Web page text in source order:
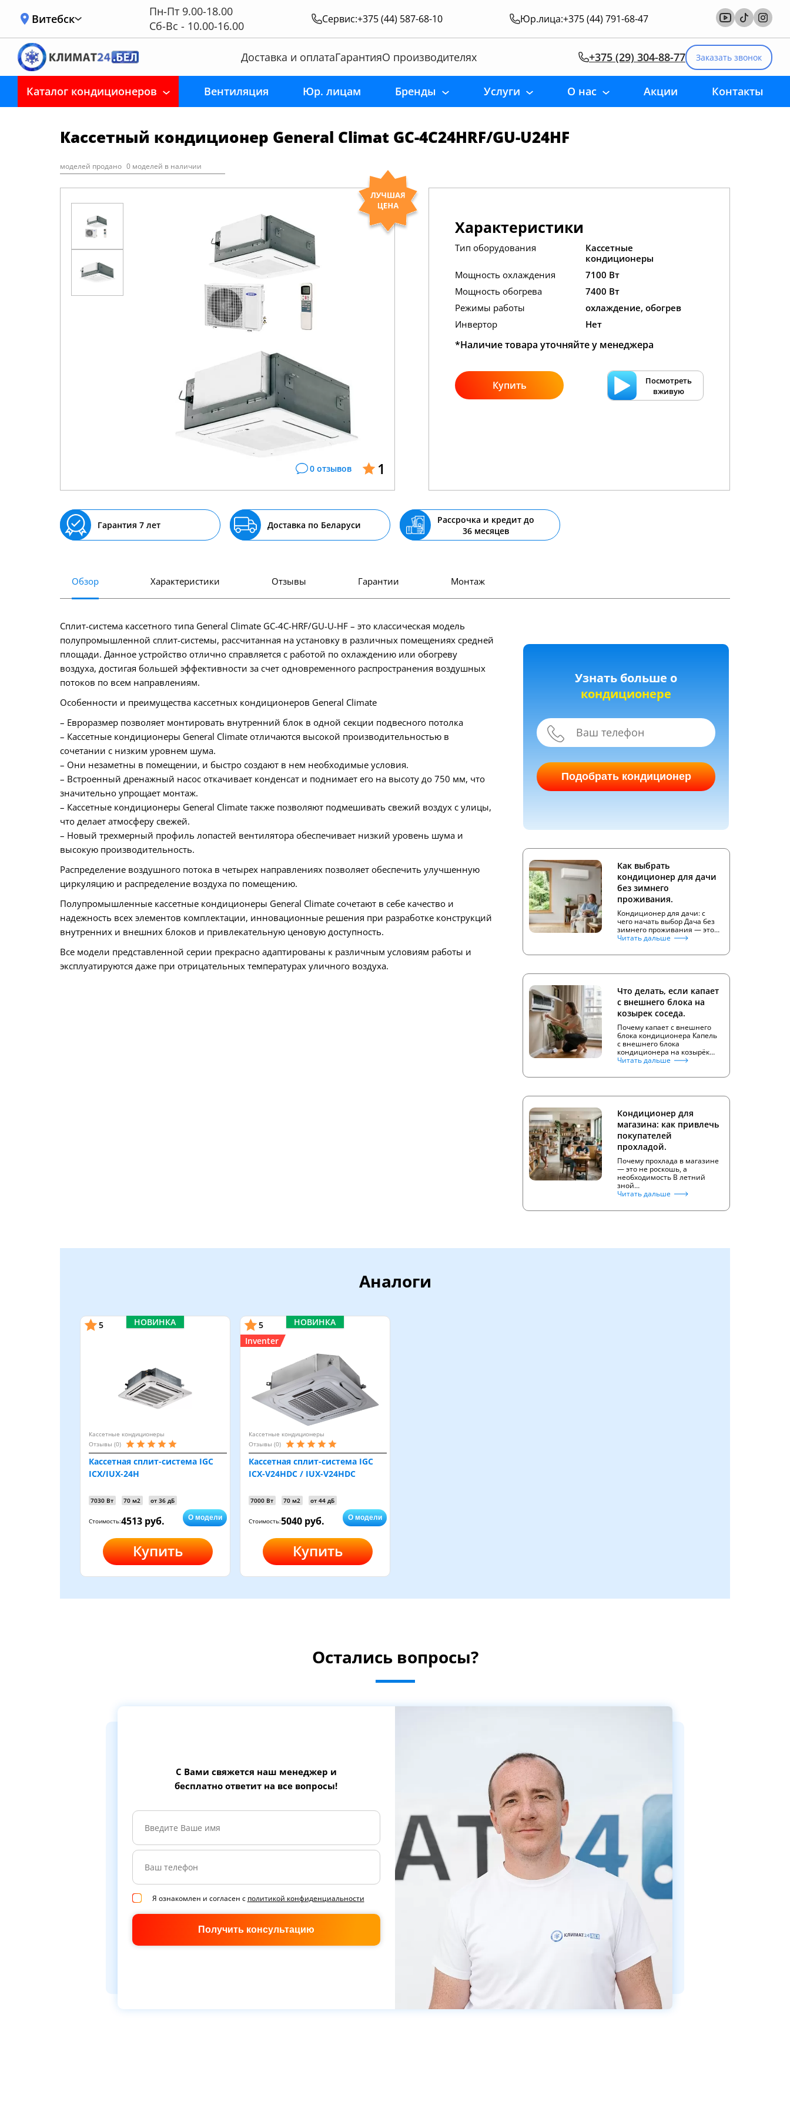
Витебск
Пн-Пт 9.00-18.00
Сб-Вс - 10.00-16.00
Сервис:+375 (44) 587-68-10 Юр.лица:+375 (44) 791-68-47
Доставка и оплатаГарантияО производителях +375 (29) 304-88-77 Заказать звонок
Каталог кондиционеров Вентиляция Юр. лицам Бренды Услуги О нас Акции Контакты
Кассетный кондиционер General Climat GC-4C24HRF/GU-U24HF
моделей продано 0 моделей в наличии
0 отзывов 1
Характеристики
Тип оборудования
Кассетные
кондиционеры
Мощность охлаждения
7100 Вт
Мощность обогрева
7400 Вт
Режимы работы
охлаждение, обогрев
Инвертор
Нет
*Наличие товара уточняйте у менеджера
Купить
Посмотреть
вживую
Гарантия 7 лет Доставка по Беларуси
Рассрочка и кредит до
36 месяцев
Обзор Характеристики Отзывы Гарантии Монтаж
Сплит-система кассетного типа General Climate GC-4C-HRF/GU-U-HF – это классическая модель
полупромышленной сплит-системы, рассчитанная на установку в различных помещениях средней
площади. Данное устройство отлично справляется с работой по охлаждению или обогреву
воздуха, достигая большей эффективности за счет одновременного распространения воздушных
потоков по всем направлениям.
Особенности и преимущества кассетных кондиционеров General Climate
– Евроразмер позволяет монтировать внутренний блок в одной секции подвесного потолка
– Кассетные кондиционеры General Climate отличаются высокой производительностью в
сочетании с низким уровнем шума.
– Они незаметны в помещении, и быстро создают в нем необходимые условия.
– Встроенный дренажный насос откачивает конденсат и поднимает его на высоту до 750 мм, что
значительно упрощает монтаж.
– Кассетные кондиционеры General Climate также позволяют подмешивать свежий воздух с улицы,
что делает атмосферу свежей.
– Новый трехмерный профиль лопастей вентилятора обеспечивает низкий уровень шума и
высокую производительность.
Распределение воздушного потока в четырех направлениях позволяет обеспечить улучшенную
циркуляцию и распределение воздуха по помещению.
Полупромышленные кассетные кондиционеры General Climate сочетают в себе качество и
надежность всех элементов комплектации, инновационные решения при разработке конструкций
внутренних и внешних блоков и привлекательную ценовую доступность.
Все модели представленной серии прекрасно адаптированы к различным условиям работы и
эксплуатируются даже при отрицательных температурах уличного воздуха.
Узнать больше о
кондиционере
Подобрать кондиционер
Как выбрать
кондиционер для дачи
без зимнего
проживания.
Кондиционер для дачи: с
чего начать выбор Дача без
зимнего проживания — это…
Читать дальше
Что делать, если капает
с внешнего блока на
козырек соседа.
Почему капает с внешнего
блока кондиционера Капель
с внешнего блока
кондиционера на козырёк…
Читать дальше
Кондиционер для
магазина: как привлечь
покупателей
прохладой.
Почему прохлада в магазине
— это не роскошь, а
необходимость В летний
зной…
Читать дальше
Аналоги
5 НОВИНКА
Кассетные кондиционеры
Отзывы (0)
Кассетная сплит-система IGC
ICX/IUX-24H
7030 Вт 70 м2 от 36 дБ
Стоимость:4513 руб. О модели
Купить
5
Inventer
НОВИНКА
Кассетные кондиционеры
Отзывы (0)
Кассетная сплит-система IGC
ICX-V24HDC / IUX-V24HDC
7000 Вт 70 м2 от 44 дБ
Стоимость:5040 руб. О модели
Купить
Остались вопросы?
С Вами свяжется наш менеджер и
бесплатно ответит на все вопросы!
Я ознакомлен и согласен с политикой конфиденциальности
Получить консультацию